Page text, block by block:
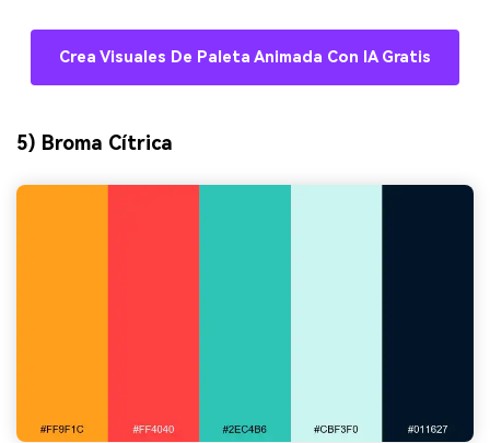
Crea Visuales De Paleta Animada Con IA Gratis
5) Broma Cítrica